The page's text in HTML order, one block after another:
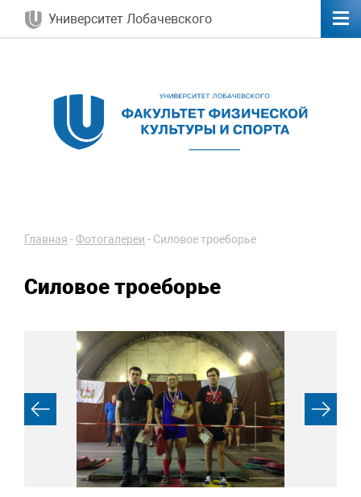
Университет Лобачевского
Главная -Фотогалереи - Силовое троеборье
Силовое троеборье